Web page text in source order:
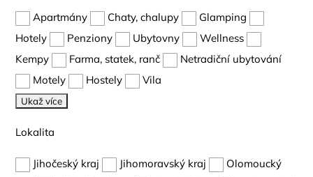
Apartmány Chaty, chalupy
Glamping
Hotely
Penziony Ubytovny
Wellness
Kempy
Farma, statek, ranč
Netradiční ubytování
Motely
Hostely Vila
Ukaž více
Lokalita
Jihočeský kraj Jihomoravský kraj
Olomoucký